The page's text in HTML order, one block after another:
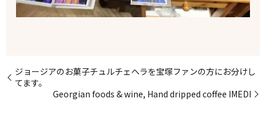
ジョージアのお菓子チュルチェヘラを宝塚ファンの方にお分けし
てます。
Georgian foods & wine, Hand dripped coffee IMEDI